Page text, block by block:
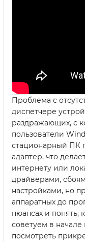
Проблема с
диспетчере
раздражающих, с
пользователи
стационарный ПК
адаптер, что
интернету или
драйверами,
настройками, но
аппаратных до
нюансах и понять,
советуем в начале
посмотреть